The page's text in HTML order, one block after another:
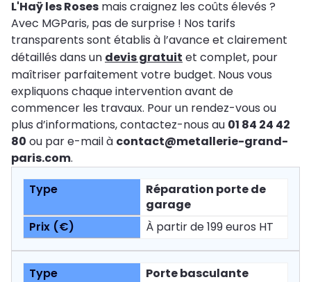
L'Haÿ les Roses mais craignez les coûts élevés ?
Avec MGParis, pas de surprise ! Nos tarifs
transparents sont établis à l’avance et clairement
détaillés dans un devis gratuit et complet, pour
maîtriser parfaitement votre budget. Nous vous
expliquons chaque intervention avant de
commencer les travaux. Pour un rendez-vous ou
plus d’informations, contactez-nous au 01 84 24 42
80 ou par e-mail à contact@metallerie-grand-
paris.com.
Réparation porte de
garage
À partir de 199 euros HT
Porte basculante